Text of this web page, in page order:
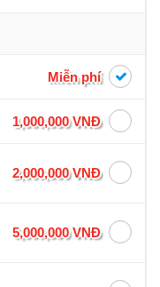
Miễn phí
1,000,000 VNĐ
2,000,000 VNĐ
5,000,000 VNĐ